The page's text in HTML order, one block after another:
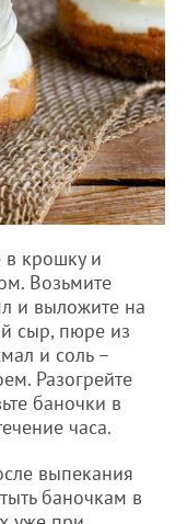
в крошку и
Возьмите
и выложите на
сыр, пюре из
и соль –
Разогрейте
баночки в
часа.
выпекания
баночкам в